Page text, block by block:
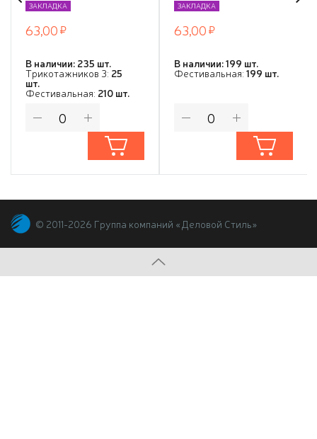
ЗАКЛАДКА
63,00
В наличии: 235 шт.
Трикотажников 3: 25
шт.
Фестивальная: 210 шт.
ЗАКЛАДКА
63,00
В наличии: 199 шт.
Фестивальная: 199 шт.
© 2011-2026 Группа компаний «Деловой Стиль»